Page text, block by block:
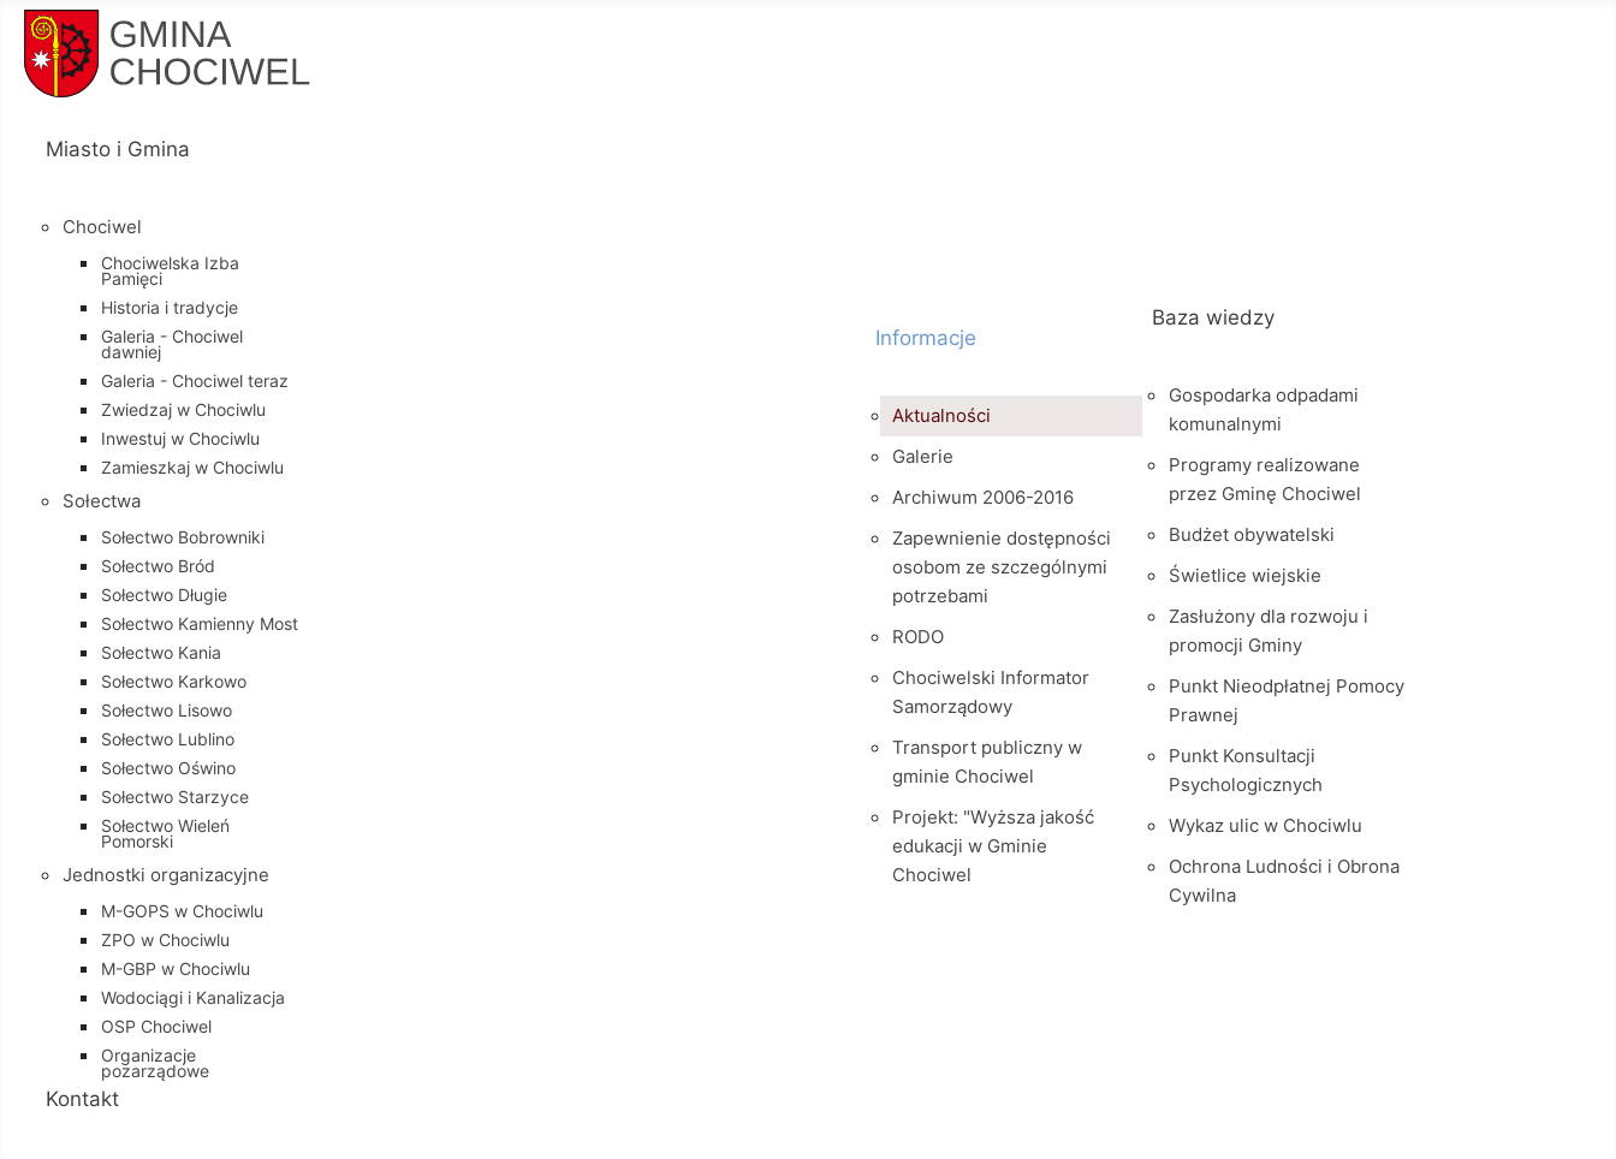
Miasto i Gmina
Chociwel
Chociwelska Izba
Pamięci
Historia i tradycje
Galeria - Chociwel
dawniej
Galeria - Chociwel teraz
Zwiedzaj w Chociwlu
Inwestuj w Chociwlu
Zamieszkaj w Chociwlu
Sołectwa
Sołectwo Bobrowniki
Sołectwo Bród
Sołectwo Długie
Sołectwo Kamienny Most
Sołectwo Kania
Sołectwo Karkowo
Sołectwo Lisowo
Sołectwo Lublino
Sołectwo Oświno
Sołectwo Starzyce
Sołectwo Wieleń
Pomorski
Jednostki organizacyjne
M-GOPS w Chociwlu
ZPO w Chociwlu
M-GBP w Chociwlu
Wodociągi i Kanalizacja
OSP Chociwel
Organizacje
pozarządowe
Informacje
Aktualności
Galerie
Archiwum 2006-2016
Zapewnienie dostępności
osobom ze szczególnymi
potrzebami
RODO
Chociwelski Informator
Samorządowy
Transport publiczny w
gminie Chociwel
Projekt: "Wyższa jakość
edukacji w Gminie
Chociwel
Baza wiedzy
Gospodarka odpadami
komunalnymi
Programy realizowane
przez Gminę Chociwel
Budżet obywatelski
Świetlice wiejskie
Zasłużony dla rozwoju i
promocji Gminy
Punkt Nieodpłatnej Pomocy
Prawnej
Punkt Konsultacji
Psychologicznych
Wykaz ulic w Chociwlu
Ochrona Ludności i Obrona
Cywilna
Kontakt